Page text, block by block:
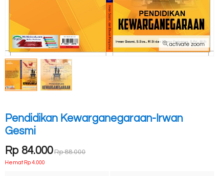
activate zoom
Pendidikan Kewarganegaraan-Irwan
Gesmi
Rp 84.000 Rp 88.000
Hemat Rp 4.000